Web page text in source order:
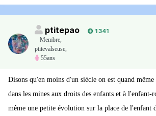
ptitepao
1 341
Membre,
ptitevalseuse,
55ans
Disons qu'en moins d'un siècle on est quand même
dans les mines aux droits des enfants et à
même une petite évolution sur la place de l'enfant